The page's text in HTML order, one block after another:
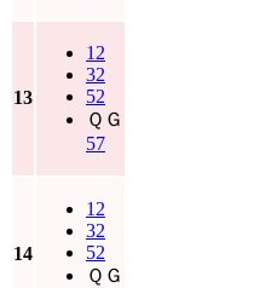
13
12
32
52
ＱＧ
57
14
12
32
52
ＱＧ